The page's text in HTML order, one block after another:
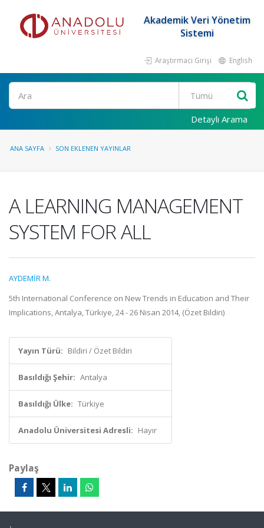
Akademik Veri Yönetim
Sistemi
Araştırmacı Girişi English
Ara
Detaylı Arama
ANA SAYFA SON EKLENEN YAYINLAR
A LEARNING MANAGEMENT
SYSTEM FOR ALL
AYDEMİR M.
5th International Conference on New Trends in Education and Their
Implications, Antalya, Türkiye, 24 - 26 Nisan 2014, (Özet Bildiri)
Yayın Türü: Bildiri / Özet Bildiri
Basıldığı Şehir: Antalya
Basıldığı Ülke: Türkiye
Anadolu Üniversitesi Adresli: Hayır
Paylaş